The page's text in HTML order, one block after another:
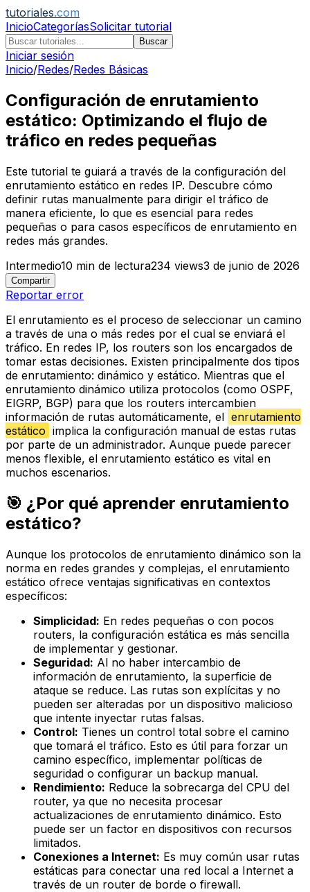
tutoriales.com
InicioCategoríasSolicitar tutorial
Buscar
Iniciar sesión
Inicio/Redes/Redes Básicas
Configuración de enrutamiento
estático: Optimizando el flujo de
tráfico en redes pequeñas
Este tutorial te guiará a través de la configuración del
enrutamiento estático en redes IP. Descubre cómo
definir rutas manualmente para dirigir el tráfico de
manera eficiente, lo que es esencial para redes
pequeñas o para casos específicos de enrutamiento en
redes más grandes.
Intermedio10 min de lectura234 views3 de junio de 2026
Compartir
Reportar error
El enrutamiento es el proceso de seleccionar un camino
a través de una o más redes por el cual se enviará el
tráfico. En redes IP, los routers son los encargados de
tomar estas decisiones. Existen principalmente dos tipos
de enrutamiento: dinámico y estático. Mientras que el
enrutamiento dinámico utiliza protocolos (como OSPF,
EIGRP, BGP) para que los routers intercambien
información de rutas automáticamente, el enrutamiento
estático implica la configuración manual de estas rutas
por parte de un administrador. Aunque puede parecer
menos flexible, el enrutamiento estático es vital en
muchos escenarios.
🎯 ¿Por qué aprender enrutamiento
estático?
Aunque los protocolos de enrutamiento dinámico son la
norma en redes grandes y complejas, el enrutamiento
estático ofrece ventajas significativas en contextos
específicos:
Simplicidad: En redes pequeñas o con pocos
routers, la configuración estática es más sencilla
de implementar y gestionar.
Seguridad: Al no haber intercambio de
información de enrutamiento, la superficie de
ataque se reduce. Las rutas son explícitas y no
pueden ser alteradas por un dispositivo malicioso
que intente inyectar rutas falsas.
Control: Tienes un control total sobre el camino
que tomará el tráfico. Esto es útil para forzar un
camino específico, implementar políticas de
seguridad o configurar un backup manual.
Rendimiento: Reduce la sobrecarga del CPU del
router, ya que no necesita procesar
actualizaciones de enrutamiento dinámico. Esto
puede ser un factor en dispositivos con recursos
limitados.
Conexiones a Internet: Es muy común usar rutas
estáticas para conectar una red local a Internet a
través de un router de borde o firewall.